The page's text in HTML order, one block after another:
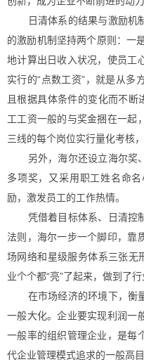
日清体系的结果与激励机制
的激励机制坚持两个原则：一
地计算出日收入状况，使员工
实行的“点数工资”，就是从多
且根据具体条件的变化而不断
工工资一般的与奖金捆在一起
三线的每个岗位实行量化考核
另外，海尔还设立海尔奖、
多项奖，又采用职工姓名命
励，激发员工的工作热情。
凭借着目标体系、日清控制
法则，海尔一步一个脚印，靠
场网络和星级服务体系三张无
业个个都“亮”了起来，做到了行
在市场经济的环境下，衡量
一般大化。企业要实现利润一
一般率的组织管理企业，是每
代企业管理模式追求的一般高目